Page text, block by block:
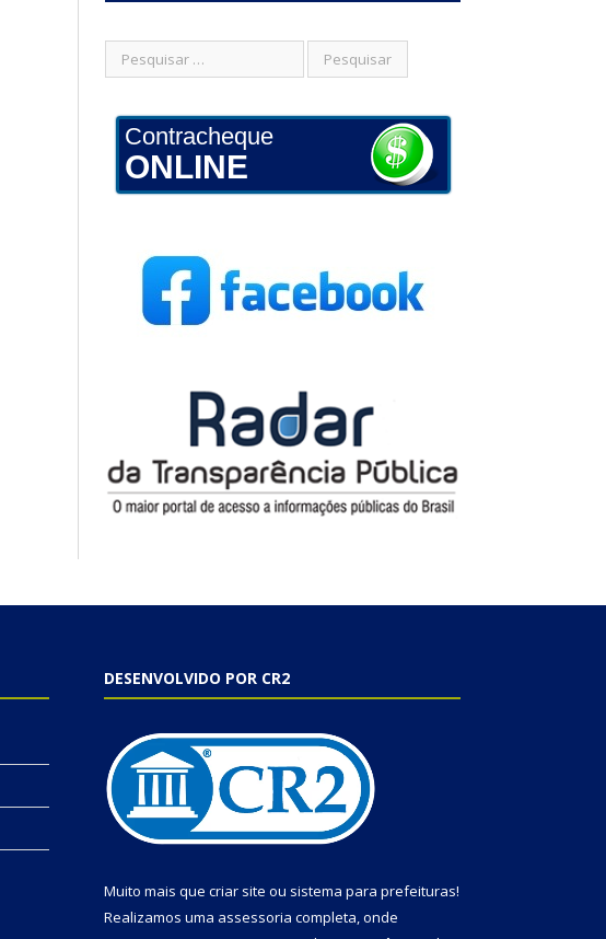
Contracheque
ONLINE
DESENVOLVIDO POR CR2
Muito mais que criar site ou sistema para prefeituras!
Realizamos uma assessoria completa, onde